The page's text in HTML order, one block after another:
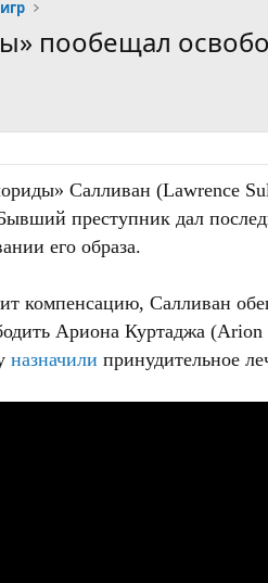
пообещал
Салливан (Lawrence
преступник дал
его образа.
компенсацию, Салливан
Ариона Куртаджа
назначили принудительное